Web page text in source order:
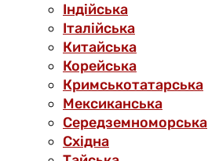
Індійська
Італійська
Китайська
Корейська
Кримськотатарська
Мексиканська
Середземноморська
Східна